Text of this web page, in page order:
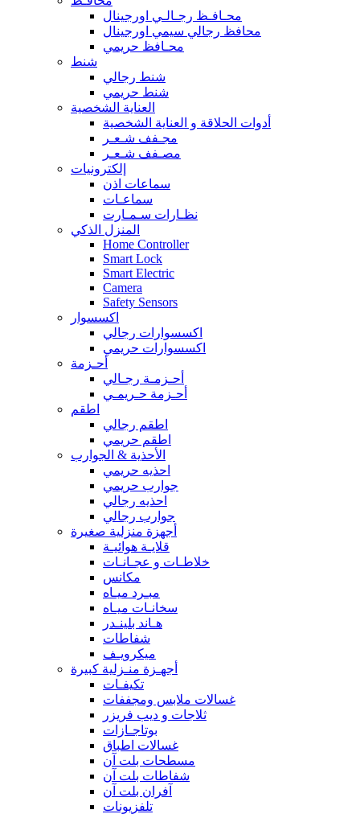
محـافـظ رجـالـي اورجينال
محافظ رجالي سيمي اورجينال
محـافظ حريمي
شنط
شنط رجالي
شنط حريمي
العناية الشخصية
أدوات الحلاقة و العناية الشخصية
مجـفف شـعـر
مصـفف شـعـر
إلكترونيات
سماعات اذن
سماعـات
نظـارات سـمـارت
المنزل الذكي
Home Controller
Smart Lock
Smart Electric
Camera
Safety Sensors
اكسسوار
اكسسوارات رجالي
اكسسوارات حريمي
أحـزمة
أحـزمـة رجـالي
أحـزمة حـريمـي
اطقم
اطقم رجالي
اطقم حريمي
الأحذية & الجوارب
احذيه حريمي
جوارب حريمي
احذيه رجالي
جوارب رجالي
أجهزة منزلية صغيرة
قلايـة هوائيـة
خلاطـات و عجـانـات
مكانس
مبـرد ميـاه
سخانـات ميـاه
هـاند بلينـدر
شفاطات
ميكرويـف
أجهـزة منـزلية كبيرة
تكيفـات
غسالات ملابس ومجففات
ثلاجات و ديب فريزر
بوتاجـازات
غسالات اطباق
مسطحات بلت آن
شفاطات بلت آن
آفران بلت آن
تلفزيونات